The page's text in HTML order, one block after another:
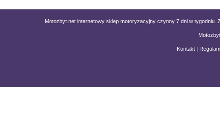
Motozbyt.net internetowy sklep motoryzacyjny czynny 7 dni w
Kontakt|